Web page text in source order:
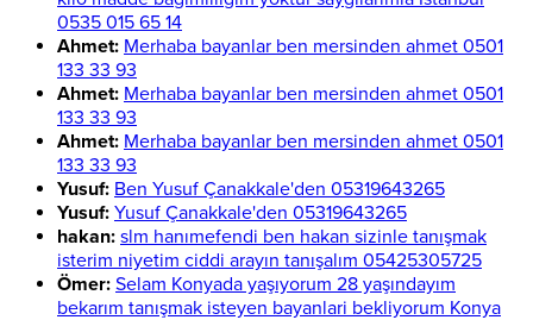
0535 015 65 14
Ahmet: Merhaba bayanlar ben mersinden ahmet 0501
133 33 93
Ahmet: Merhaba bayanlar ben mersinden ahmet 0501
133 33 93
Ahmet: Merhaba bayanlar ben mersinden ahmet 0501
133 33 93
Yusuf: Ben Yusuf Çanakkale'den 05319643265
Yusuf: Yusuf Çanakkale'den 05319643265
hakan: slm hanımefendi ben hakan sizinle tanışmak
isterim niyetim ciddi arayın tanışalım 05425305725
Ömer: Selam Konyada yaşıyorum 28 yaşındayım
bekarım tanışmak isteyen bayanlari bekliyorum Konya